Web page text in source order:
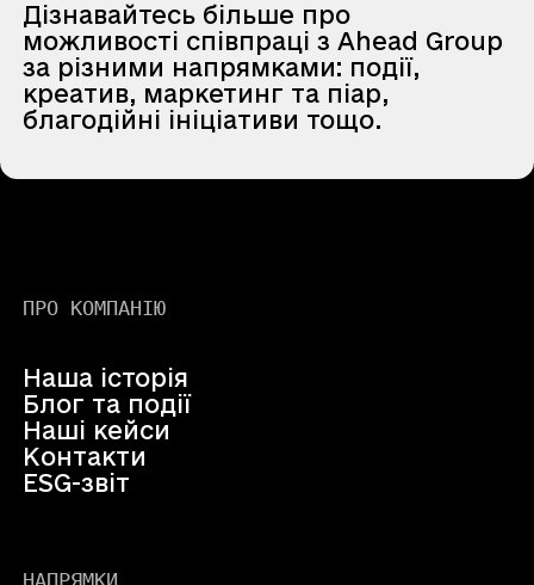
Дізнавайтесь більше про
можливості співпраці з Ahead Group
за різними напрямками: події,
креатив, маркетинг та піар,
благодійні ініціативи тощо.
ПРО КОМПАНІЮ
Наша історія
Блог та події
Наші кейси
Контакти
ESG-звіт
НАПРЯМКИ